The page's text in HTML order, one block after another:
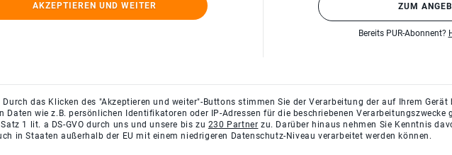
AKZEPTIEREN UND WEITER ZUM
Bereits PUR-Abonnent?
Durch das Klicken des "Akzeptieren und weiter"-Buttons stimmen Sie der Verarbeitung der auf Ihrem Gerät
Daten wie z.B. persönlichen Identifikatoren oder IP-Adressen für die beschriebenen Verarbeitungszwecke
1 lit. a DS-GVO durch uns und unsere bis zu 230 Partner zu. Darüber hinaus nehmen Sie Kenntnis
in Staaten außerhalb der EU mit einem niedrigeren Datenschutz-Niveau verarbeitet werden können.